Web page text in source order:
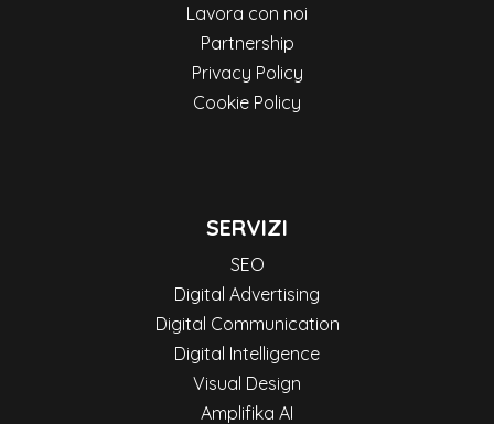
Lavora con noi
Partnership
Privacy Policy
Cookie Policy
SERVIZI
SEO
Digital Advertising
Digital Communication
Digital Intelligence
Visual Design
Amplifika AI